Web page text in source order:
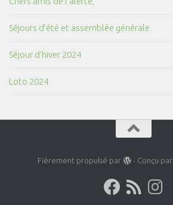
Séjours d’été et assemblée générale
Séjour d’hiver 2024
Loto 2024
Fièrement propulsé par - Conçu par